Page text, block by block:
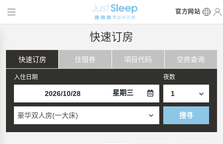
官方网站
快速订房
快速订房 住宿券 項目代码 空房查询
入住日期
星期三
夜数
豪华双人房(一大床) 搜寻